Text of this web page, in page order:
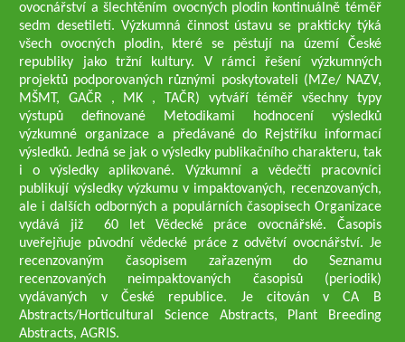
ovocnářství a šlechtěním ovocných plodin kontinuálně téměř
sedm desetiletí. Výzkumná činnost ústavu se prakticky týká
všech ovocných plodin, které se pěstují na území České
republiky jako tržní kultury. V rámci řešení výzkumných
projektů podporovaných různými poskytovateli (MZe/ NAZV,
MŠMT, GAČR , MK , TAČR) vytváří téměř všechny typy
výstupů definované Metodikami hodnocení výsledků
výzkumné organizace a předávané do Rejstříku informací
výsledků. Jedná se jak o výsledky publikačního charakteru, tak
i o výsledky aplikované. Výzkumní a vědečtí pracovníci
publikují výsledky výzkumu v impaktovaných, recenzovaných,
ale i dalších odborných a populárních časopisech Organizace
vydává již 60 let Vědecké práce ovocnářské. Časopis
uveřejňuje původní vědecké práce z odvětví ovocnářství. Je
recenzovaným časopisem zařazeným do Seznamu
recenzovaných neimpaktovaných časopisů (periodik)
vydávaných v České republice. Je citován v CA B
Abstracts/Horticultural Science Abstracts, Plant Breeding
Abstracts, AGRIS.